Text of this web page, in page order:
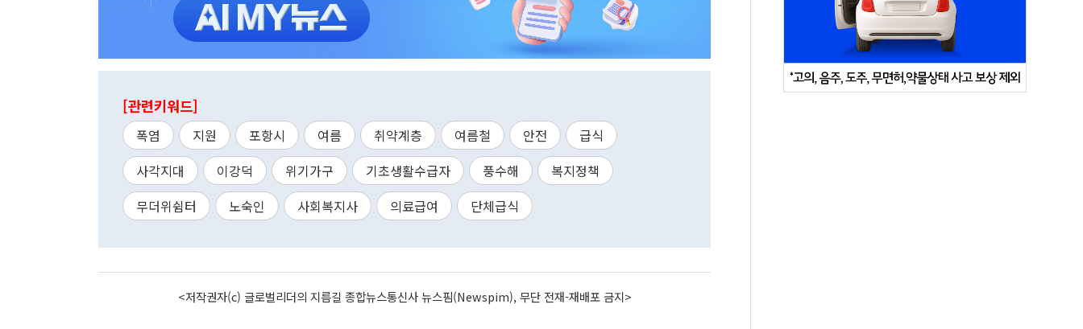
[관련키워드]
폭염 지원 포항시 여름 취약계층 여름철 안전
급식
사각지대
이강덕 위기가구 기초생활수급자 풍수해
복지정책
무더위쉼터
노숙인 사회복지사 의료급여 단체급식
<저작권자(c) 글로벌리더의 지름길 종합뉴스통신사 뉴스핌(Newspim), 무단 전재-재배포 금지>